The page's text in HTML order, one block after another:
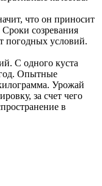
что он приносит
Сроки созревания
погодных условий.
С одного куста
Опытные
Урожай
за счет чего
в